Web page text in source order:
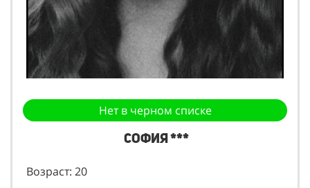
Нет в черном списке
София ***
Возраст: 20